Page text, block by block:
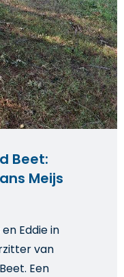
Beet:
Meijs
Eddie in
van
Een